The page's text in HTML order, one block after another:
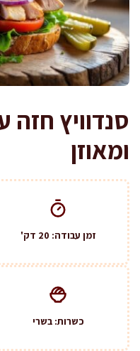
סנדוויץ חזה
ומאוזן
זמן עבודה: 20 דק'
כשרות: בשרי